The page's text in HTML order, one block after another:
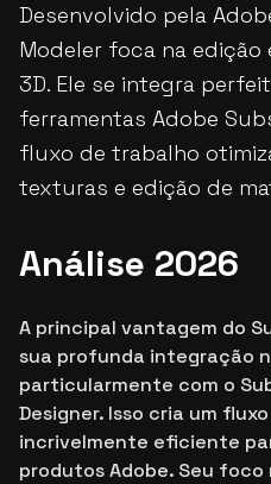
Desenvolvido pela
Modeler foca na
3D. Ele se integra
ferramentas Adobe
fluxo de trabalho
texturas e edição de
Análise 2026
A principal vantagem do
sua profunda integração
particularmente com o
Designer. Isso cria um
incrivelmente eficiente
produtos Adobe. Seu